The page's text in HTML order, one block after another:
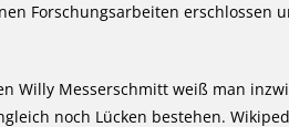
Forschungsarbeiten erschlossen
Willy Messerschmitt weiß man
noch Lücken bestehen.